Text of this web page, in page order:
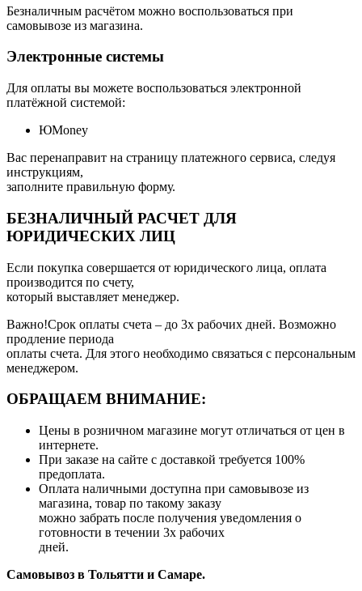
Безналичным расчётом можно воспользоваться при
самовывозе из магазина.
Электронные системы
Для оплаты вы можете воспользоваться электронной
платёжной системой:
ЮMoney
Вас перенаправит на страницу платежного сервиса, следуя
инструкциям,
заполните правильную форму.
БЕЗНАЛИЧНЫЙ РАСЧЕТ ДЛЯ
ЮРИДИЧЕСКИХ ЛИЦ
Если покупка совершается от юридического лица, оплата
производится по счету,
который выставляет менеджер.
Важно!Срок оплаты счета – до 3х рабочих дней. Возможно
продление периода
оплаты счета. Для этого необходимо связаться с персональным
менеджером.
ОБРАЩАЕМ ВНИМАНИЕ:
Цены в розничном магазине могут отличаться от цен в
интернете.
При заказе на сайте с доставкой требуется 100%
предоплата.
Оплата наличными доступна при самовывозе из
магазина, товар по такому заказу
можно забрать после получения уведомления о
готовности в течении 3х рабочих
дней.
Самовывоз в Тольятти и Самаре.